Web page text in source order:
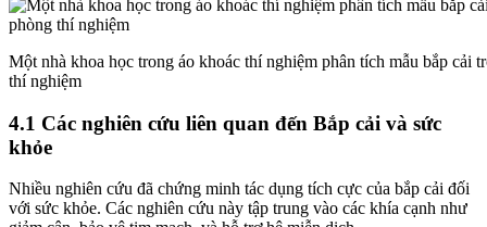
Một nhà khoa học trong áo khoác thí nghiệm phân tích mẫu bắp cải
thí nghiệm
4.1 Các nghiên cứu liên quan đến Bắp cải và sức
khỏe
Nhiều nghiên cứu đã chứng minh tác dụng tích cực của bắp cải đối
với sức khỏe. Các nghiên cứu này tập trung vào các khía cạnh như